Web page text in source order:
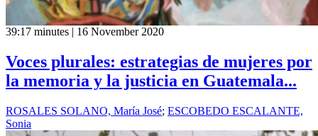
39:17 minutes | 16 November 2020
Voces plurales: estrategias de mujeres por
la memoria y la justicia en Guatemala...
ROSALES SOLANO, María José; ESCOBEDO ESCALANTE,
Sonia